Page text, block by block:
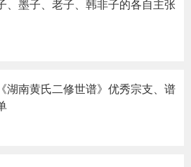
、墨子、老子、韩非子的各自主张
湖南黄氏二修世谱》优秀宗支、谱